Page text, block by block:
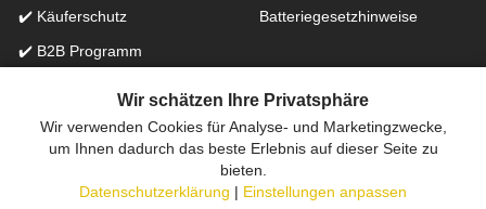
✔️ Käuferschutz
✔️ B2B Programm
Batteriegesetzhinweise
Onlinefachhandel in der Schweiz für Beleuchtung seit 2012 |
Erstellt mit
peleides.io
Wir schätzen Ihre Privatsphäre
Wir verwenden Cookies für Analyse- und Marketingzwecke,
um Ihnen dadurch das beste Erlebnis auf dieser Seite zu
bieten.
Datenschutzerklärung | Einstellungen anpassen